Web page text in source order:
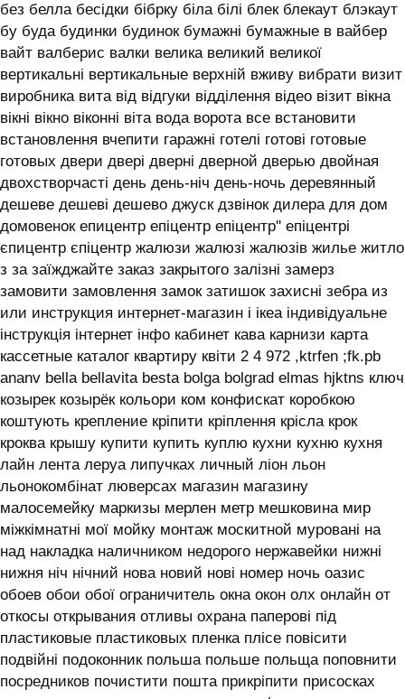
без белла бесідки бібрку біла білі блек блекаут блэкаут
бу буда будинки будинок бумажні бумажные в вайбер
вайт валберис валки велика великий великої
вертикальні вертикальные верхній вживу вибрати визит
виробника вита від відгуки відділення відео візит вікна
вікні вікно віконні віта вода ворота все встановити
встановлення вчепити гаражні готелі готові готовые
готовых двери двері дверні дверной дверью двойная
двохстворчасті день день-ніч день-ночь деревянный
дешеве дешеві дешево джуск дзвінок дилера для дом
домовенок епицентр епіцентр епіцентр'' епіцентрі
єпицентр єпіцентр жалюзи жалюзі жалюзів жилье житло
з за заїжджайте заказ закрытого залізні замерз
замовити замовлення замок затишок захисні зебра из
или инструкция интернет-магазин і ікеа індивідуальне
інструкція інтернет інфо кабинет кава карнизи карта
кассетные каталог квартиру квіти 2 4 972 ,ktrfen ;fk.pb
ananv bella bellavita besta bolga bolgrad elmas hjktns ключ
козырек козырёк кольори ком конфискат коробкою
коштують крепление кріпити кріплення крісла крок
кроква крышу купити купить куплю кухни кухню кухня
лайн лента леруа липучках личный ліон льон
льонокомбінат люверсах магазин магазину
малосемейку маркизы мерлен метр мешковина мир
міжкімнатні мої мойку монтаж москитной муровані на
над накладка наличником недорого нержавейки нижні
нижня ніч нічний нова новий нові номер ночь оазис
обоев обои обої ограничитель окна окон олх онлайн от
откосы открывания отливы охрана паперові під
пластиковые пластиковых пленка плісе повісити
подвійні подоконник польша польше польща поповнити
посредников почистити пошта прикріпити присосках